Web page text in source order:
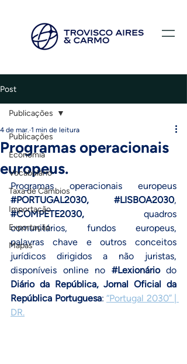
Post
Publicações
Economia
Vocabulário
Taxa de Câmbios
Importação
Exportação
Mapas
Publicações
Programas operacionais
europeus.
4 de mar. 1 min de leitura
#PORTUGAL2030, #LISBOA2030
#COMPETE2030, quadros
comunitários, fundos europeus,
palavras chave e outros conceitos
jurídicos dirigidos a não juristas,
disponíveis online no #Lexionário do
Diário da República, Jornal Oficial da
República Portuguesa: “Portugal 2030” |
DR.